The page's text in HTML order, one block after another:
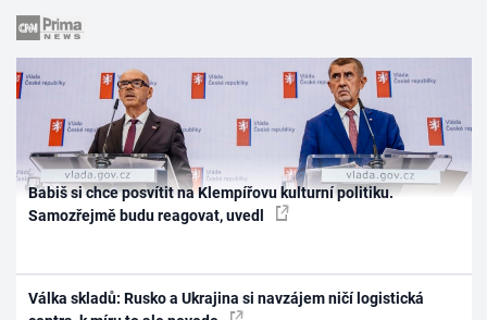
Babiš si chce posvítit na Klempířovu kulturní politiku.
Samozřejmě budu reagovat, uvedl
Válka skladů: Rusko a Ukrajina si navzájem ničí logistická